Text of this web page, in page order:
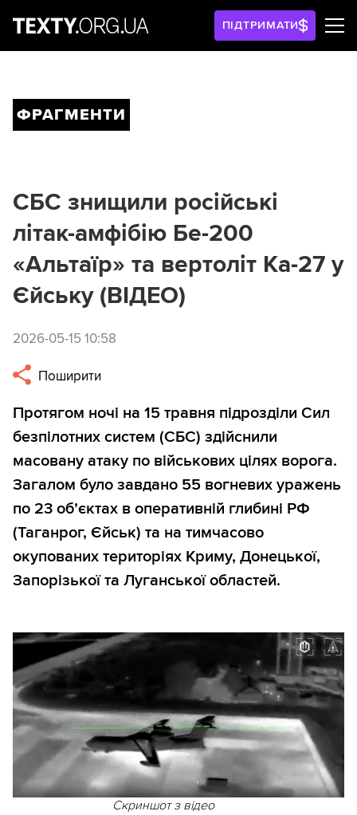
ПІДТРИМАТИ
ФРАГМЕНТИ
СБС знищили російські
літак-амфібію Бе-200
«Альтаїр» та вертоліт Ка-27 у
Єйську (ВІДЕО)
2026-05-15 10:58
Поширити
Протягом ночі на 15 травня підрозділи Сил
безпілотних систем (СБС) здійснили
масовану атаку по військових цілях ворога.
Загалом було завдано 55 вогневих уражень
по 23 об’єктах в оперативній глибині РФ
(Таганрог, Єйськ) та на тимчасово
окупованих територіях Криму, Донецької,
Запорізької та Луганської областей.
Скриншот з відео